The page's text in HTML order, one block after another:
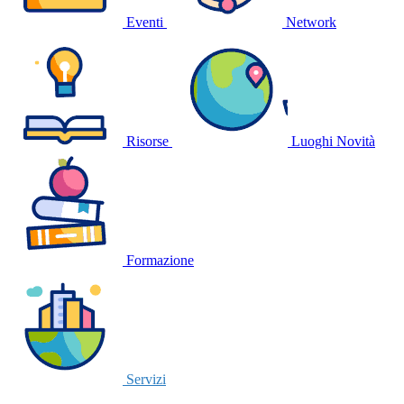
Eventi Network
Risorse Luoghi Novità
Formazione
Servizi